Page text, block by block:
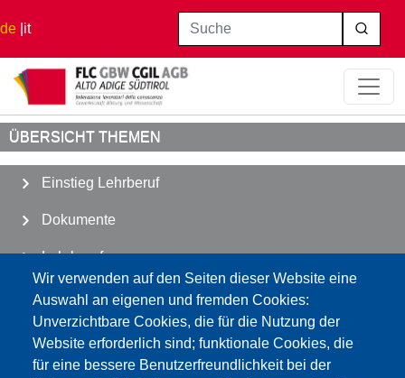
de it
Wir verwenden auf den Seiten dieser Website eine
Auswahl an eigenen und fremden Cookies:
Unverzichtbare Cookies, die für die Nutzung der
Website erforderlich sind; funktionale Cookies, die
für eine bessere Benutzerfreundlichkeit bei der
Suche
Startseite Lehrberuf
ÜBERSICHT THEMEN
Einstieg Lehrberuf
Dokumente
Lehrberuf
Abwesenheiten
Schulleben
Verschiedenes